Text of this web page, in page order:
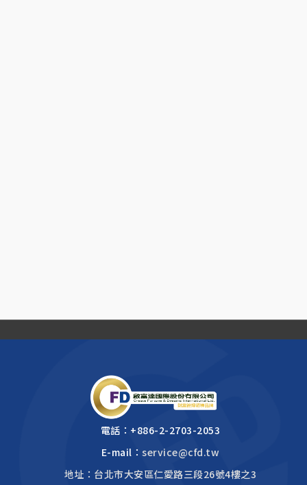
電話： +886-2-2703-2053
E-mail：service@cfd.tw
地址：台北市大安區仁愛路三段26號4樓之3